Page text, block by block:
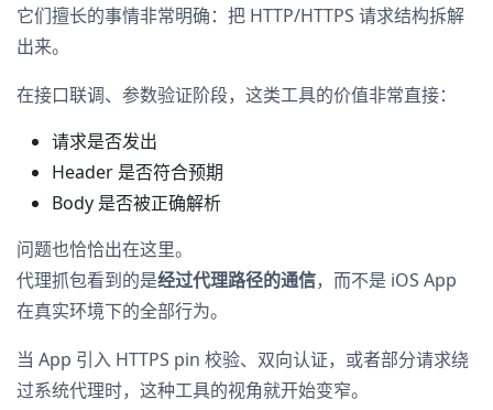
它们擅长的事情非常明确：把 HTTP/HTTPS 请求结构拆解
出来。
在接口联调、参数验证阶段，这类工具的价值非常直接：
请求是否发出
Header 是否符合预期
Body 是否被正确解析
问题也恰恰出在这里。
代理抓包看到的是经过代理路径的通信，而不是 iOS App
在真实环境下的全部行为。
当 App 引入 HTTPS pin 校验、双向认证，或者部分请求绕
过系统代理时，这种工具的视角就开始变窄。